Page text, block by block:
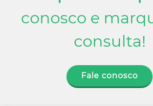
conosco e
consulta!
Fale conosco